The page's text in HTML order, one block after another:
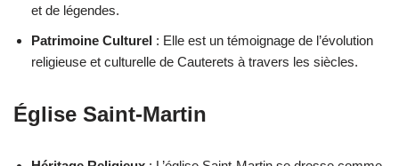
et de légendes.
Patrimoine Culturel : Elle est un témoignage de l’évolution
religieuse et culturelle de Cauterets à travers les siècles.
Église Saint-Martin